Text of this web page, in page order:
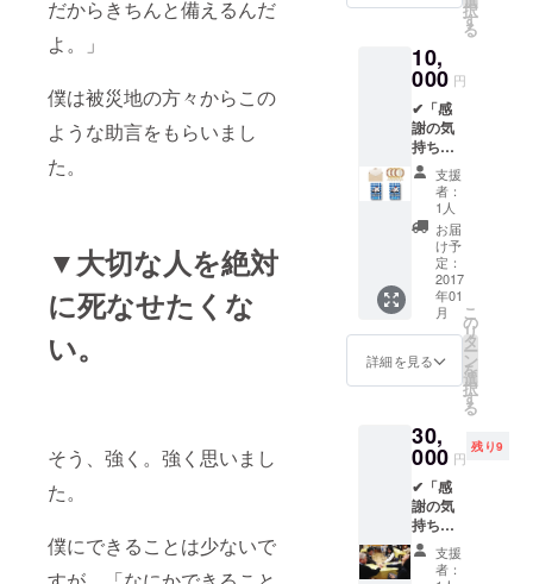
だからきちんと備えるんだ
よ。」
僕は被災地の方々からこの
ような助言をもらいまし
た。
▼大切な人を絶対
に死なせたくな
い。
そう、強く。強く思いまし
た。
僕にできることは少ないで
制作に
励みま
事、制
作が完
了した
後にお
手紙を
郵送さ
せて頂
き、 支
援者の
証明と
して
Funder
ステッ
カー
災トラ
ンプを
同封さ
せて頂
きま
す。
✔「 オ
フィ
シャル
サイト
にお名
前を記
載」
✔「横
浜版・
防災ト
ランプ
1個」
======
======
======
======
==== お
いたこ
とに対
謝を
持って
制作に
励みま
す。 無
択
す
る
10,
000 円
✔「感
謝の気
持ち」
✔「サ
ンクス
ター」
✔「Fun
derス
テッ
カー
(白)」
✔「Fun
derス
テッ
✔「Fun
derス
テッ
カー(ス
ペシャ
ル)」
✔「 オ
フィ
支援
者：
1人
お届
け予
定：
2017
年01
月
詳細を見る
こ
の
リ
タ
ー
ン
を
選
択
す
る
30,
000 円
残り9
✔「感
謝の気
持ち」
✔「サ
ンクス
支援
者：